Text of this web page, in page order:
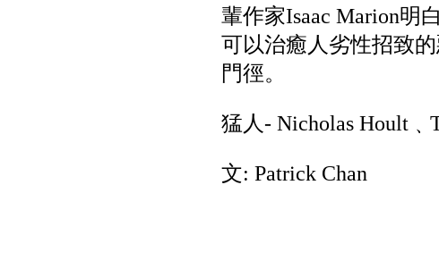
輩作家Isaac Marion明
可以治癒人劣性招致
門徑。
猛人- Nicholas
文: Patrick Chan